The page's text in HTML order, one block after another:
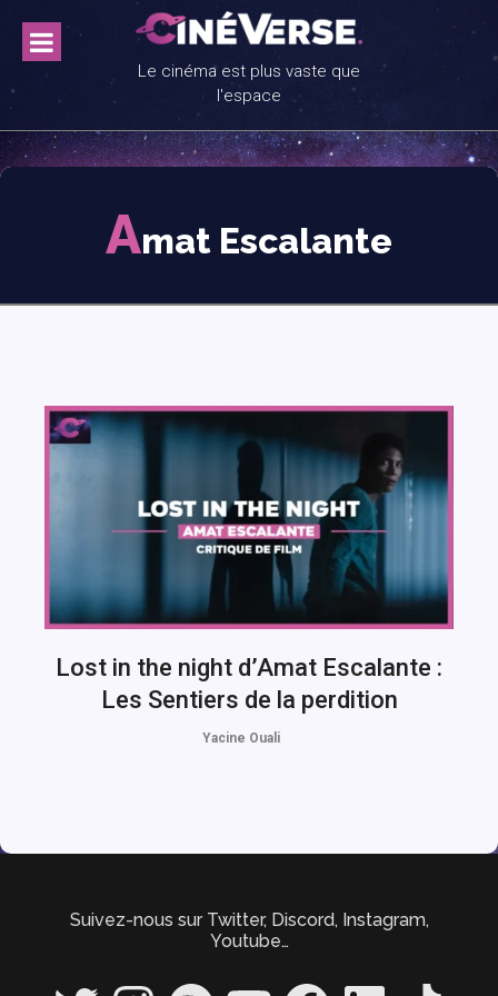
content
Le cinéma est plus vaste que
l'espace
Amat Escalante
Lost in the night d’Amat Escalante :
Les Sentiers de la perdition
Yacine Ouali
Suivez-nous sur Twitter, Discord, Instagram,
Youtube…
Twitter InstagramSpotify YouTube FacebookLinkedIn TikTok